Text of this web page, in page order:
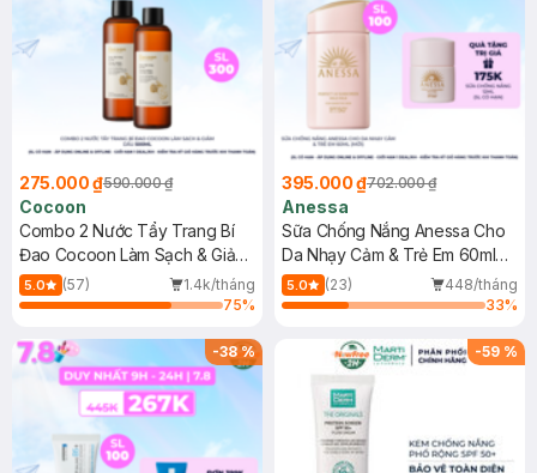
275.000 ₫590.000 ₫
Cocoon
Combo 2 Nước Tẩy Trang Bí
Đao Cocoon Làm Sạch & Giảm
Dầu 500ml
5.0 (57)
1.4k/tháng
75%
395.000 ₫702.000 ₫
Anessa
Sữa Chống Nắng Anessa Cho
Da Nhạy Cảm & Trẻ Em 60ml
(Mới)
5.0 (23)
448/tháng
33%
-38% -59 %